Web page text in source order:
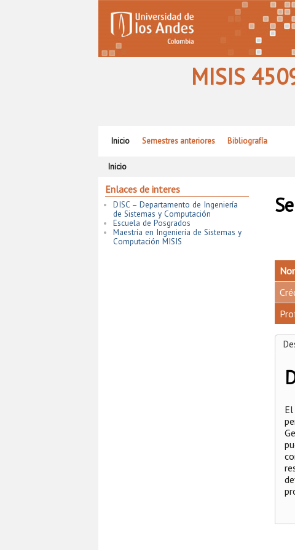
MISIS
Inicio Semestres anteriores Bibliografía
Inicio
Enlaces de interes
DISC – Departamento de Ingeniería
de Sistemas y Computación
Escuela de Posgrados
Maestría en Ingeniería de Sistemas y
Computación MISIS